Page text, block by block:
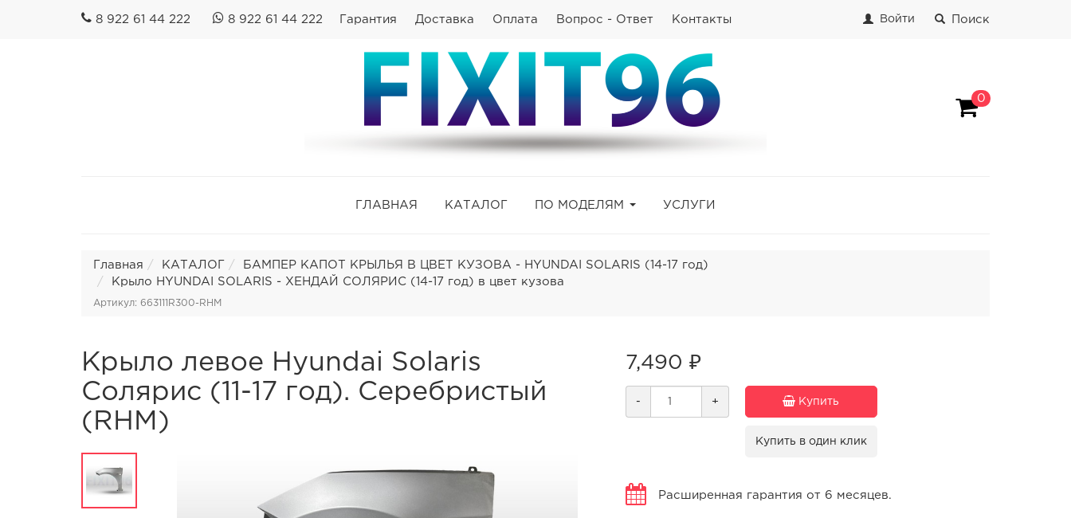
8 922 61 44 222 8 922 61 44 222 Гарантия Доставка Оплата Вопрос - Ответ Контакты Войти Поиск
0
ГЛАВНАЯ КАТАЛОГ ПО МОДЕЛЯМ УСЛУГИ
Главная КАТАЛОГ
БАМПЕР КАПОТ КРЫЛЬЯ В ЦВЕТ КУЗОВА - HYUNDAI SOLARIS (14-17 год)
Крыло HYUNDAI SOLARIS - ХЕНДАЙ СОЛЯРИС (14-17 год) в цвет кузова
Артикул: 663111R300-RHM
Крыло левое Hyundai Solaris
Солярис (11-17 год). Серебристый
(RHM)
7,490 ₽
- + Купить
Купить в один клик
Расширенная гарантия от 6 месяцев.